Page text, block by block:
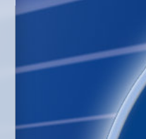
PASSWORD